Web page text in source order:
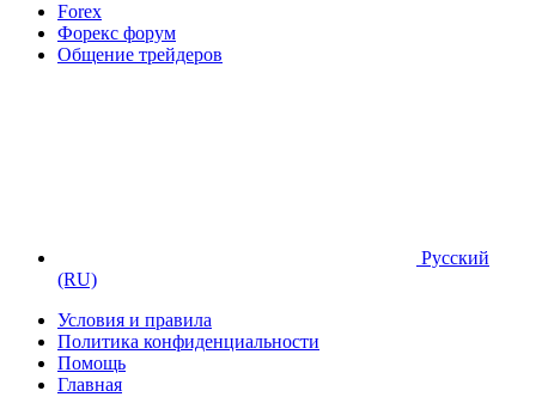
Forex
Форекс форум
Общение трейдеров
Русский
(RU)
Условия и правила
Политика конфиденциальности
Помощь
Главная